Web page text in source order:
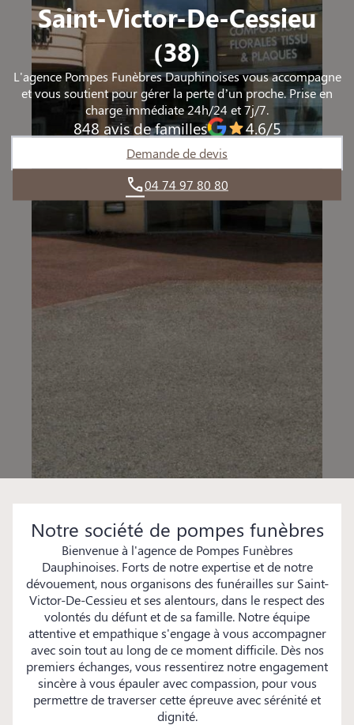
TIGNIEU-JAMEYZIEU
TIGNIEU-JAMEYZIEU
Saint-Victor-De-Cessieu
(38)
L'agence Pompes Funèbres Dauphinoises vous accompagne
et vous soutient pour gérer la perte d’un proche. Prise en
charge immédiate 24h/24 et 7j/7.
848 avis de familles 4.6/5
Demande de devis
04 74 97 80 80
Notre société de pompes funèbres
Bienvenue à l'agence de Pompes Funèbres
Dauphinoises. Forts de notre expertise et de notre
dévouement, nous organisons des funérailles sur Saint-
Victor-De-Cessieu et ses alentours, dans le respect des
volontés du défunt et de sa famille. Notre équipe
attentive et empathique s'engage à vous accompagner
avec soin tout au long de ce moment difficile. Dès nos
premiers échanges, vous ressentirez notre engagement
sincère à vous épauler avec compassion, pour vous
permettre de traverser cette épreuve avec sérénité et
dignité.